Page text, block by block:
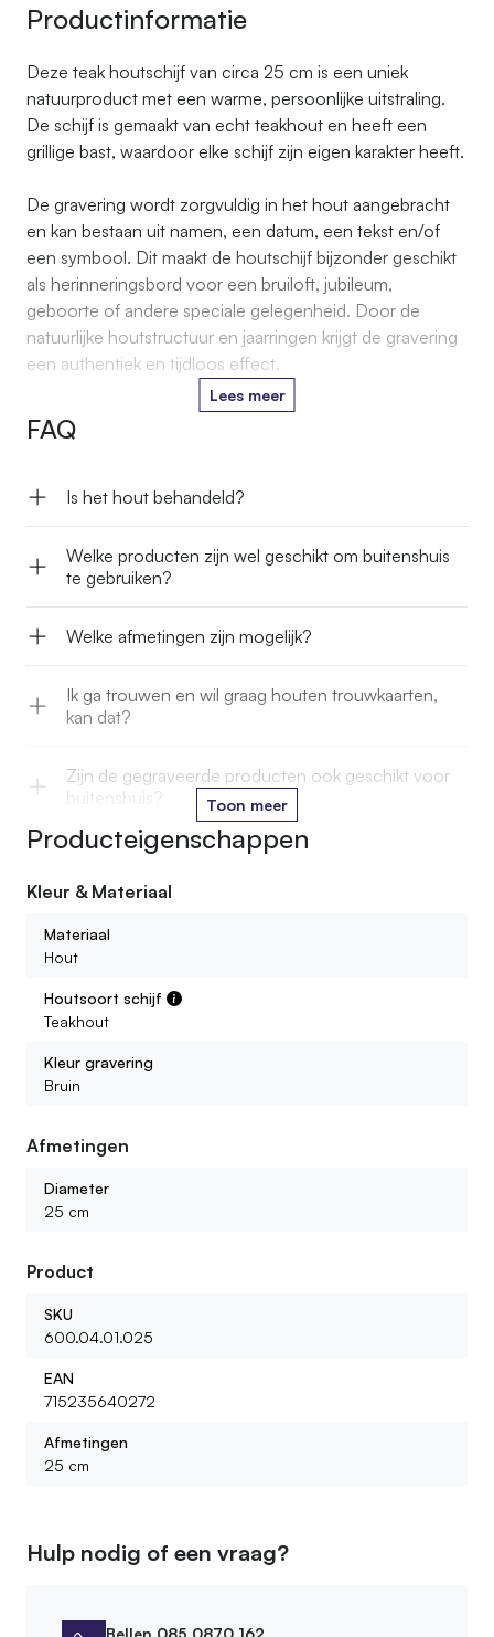
Productinformatie
Deze teak houtschijf van circa 25 cm is een uniek
natuurproduct met een warme, persoonlijke uitstraling.
De schijf is gemaakt van echt teakhout en heeft een
grillige bast, waardoor elke schijf zijn eigen karakter heeft.
De gravering wordt zorgvuldig in het hout aangebracht
en kan bestaan uit namen, een datum, een tekst en/of
een symbool. Dit maakt de houtschijf bijzonder geschikt
als herinneringsbord voor een bruiloft, jubileum,
geboorte of andere speciale gelegenheid. Door de
natuurlijke houtstructuur en jaarringen krijgt de gravering
een authentiek en tijdloos effect.
Lees meer
FAQ
Is het hout behandeld?
Welke producten zijn wel geschikt om buitenshuis
te gebruiken?
Welke afmetingen zijn mogelijk?
Ik ga trouwen en wil graag houten trouwkaarten,
kan dat?
Zijn de gegraveerde producten ook geschikt voor
buitenshuis?
Mag ik gegraveerde producten retourneren?
Wat is de levertijd van een gegraveerd product?
Toon meer
Producteigenschappen
Kleur & Materiaal
Materiaal
Hout
Houtsoort schijf
Teakhout
Kleur gravering
Bruin
Afmetingen
Diameter
25 cm
Product
SKU
600.04.01.025
EAN
715235640272
Afmetingen
25 cm
Hulp nodig of een vraag?
Bellen 085 0870 162